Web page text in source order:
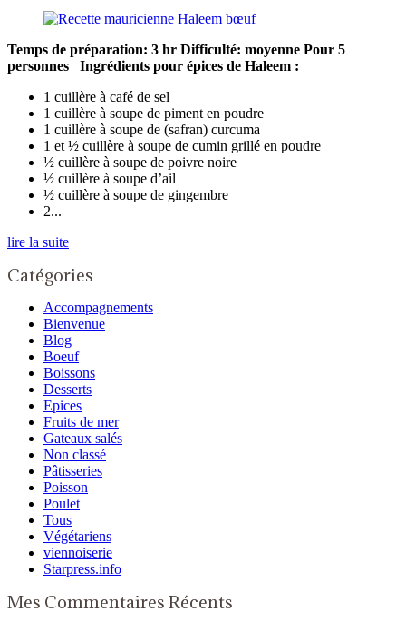
Temps de préparation: 3 hr Difficulté: moyenne Pour 5
personnes
Ingrédients pour épices de Haleem :
1 cuillère à café de sel
1 cuillère à soupe de piment en poudre
1 cuillère à soupe de (safran) curcuma
1 et ½ cuillère à soupe de cumin grillé en poudre
½ cuillère à soupe de poivre noire
½ cuillère à soupe d’ail
½ cuillère à soupe de gingembre
2...
lire la suite
Catégories
Accompagnements
Bienvenue
Blog
Boeuf
Boissons
Desserts
Epices
Fruits de mer
Gateaux salés
Non classé
Pâtisseries
Poisson
Poulet
Tous
Végétariens
viennoiserie
Starpress.info
Mes Commentaires Récents